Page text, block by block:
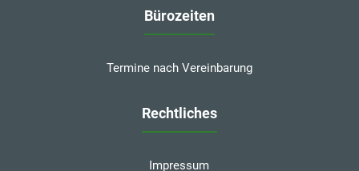
Bürozeiten
Termine nach Vereinbarung
Rechtliches
Impressum